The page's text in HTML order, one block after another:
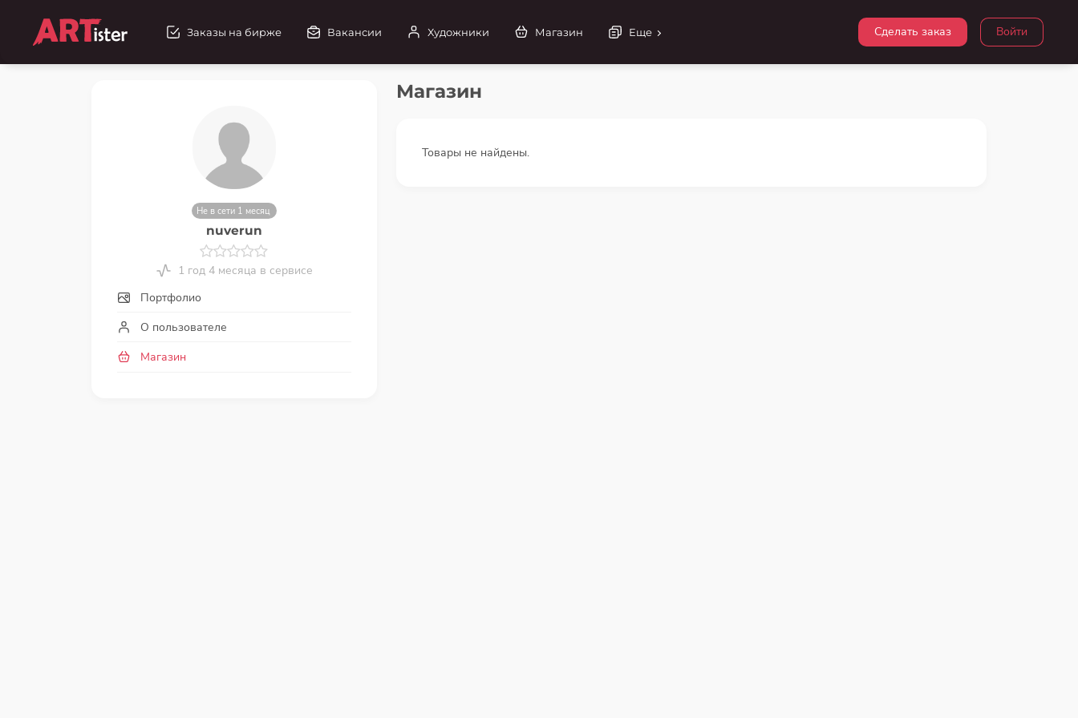
Войти
Сделать заказ
Заказы на бирже Вакансии Художники Магазин Еще
Не в сети 1 месяц
nuverun
1 год 4 месяца в сервисе
Портфолио
О пользователе
Магазин
Магазин
Товары не найдены.